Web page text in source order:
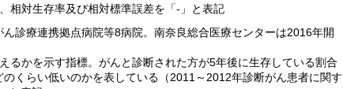
相対生存率及び相対標準誤差を「-」と表記
診療連携拠点病院等8病院。南奈良総合医療センターは2016年開
るかを示す指標。がんと診断された方が5年後に生存している割合
くらい低いのかを表している（2011～2012年診断がん患者に関す